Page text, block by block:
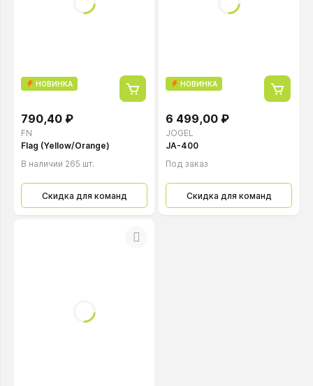
НОВИНКА
FN
790,40 ₽
Flag (Yellow/Orange)
В наличии 265 шт.
Скидка для команд
НОВИНКА
JOGEL
6 499,00 ₽
JA-400
Под заказ
Скидка для команд